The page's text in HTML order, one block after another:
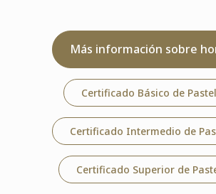
Más información sobre
Certificado Básico de
Certificado Intermedio de
Certificado Superior de